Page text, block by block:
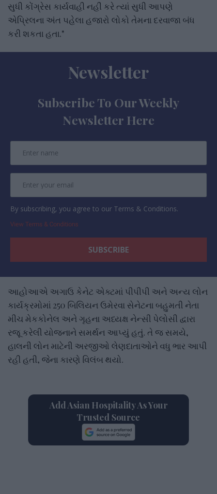
સુધી કોંગ્રેસ કાર્યવાહી નહીં કરે ત્યાં સુધી આપણે
એપ્રિલના અંત પહેલા હજારો લોકો તેમના દરવાજા બંધ
કરી શકતા હતા."
Newsletter
Subscribe To Our Weekly
Newsletter Here
By subscribing, you agree to our Terms & Conditions.
View Terms & Conditions
આહોઆએ અગાઉ કેનેટ એક્ટમાં પીપીપી અને અન્ય લોન
કાર્યક્રમોમાં 250 બિલિયન ઉમેરવા સેનેટના બહુમતી નેતા
મીચ મેકકોનેલ અને ગૃહના અધ્યક્ષ નેન્સી પેલોસી દ્વારા
રજૂ કરેલી યોજનાને સમર્થન આપ્યું હતું. તે જ સમયે,
હાલની લોન માટેની અરજીઓ લેણદાતાઓને વધુ ભાર આપી
રહી હતી, જેના કારણે વિલંબ થયો.
Add Asian Hospitality As Your
Trusted Source